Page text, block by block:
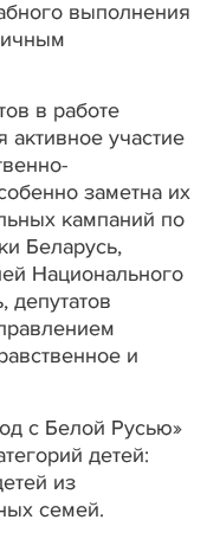
выполнения
в работе
активное участие
заметна их
кампаний по
Беларусь,
Национального
депутатов
и
с Белой Русью»
детей:
из
семей.